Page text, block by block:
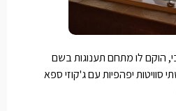
הוקם לו מתחם תענוגות בשם
יפהפיות עם ג'קוזי ספא